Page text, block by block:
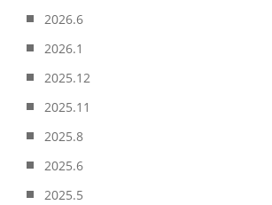
2026.6
2026.1
2025.12
2025.11
2025.8
2025.6
2025.5